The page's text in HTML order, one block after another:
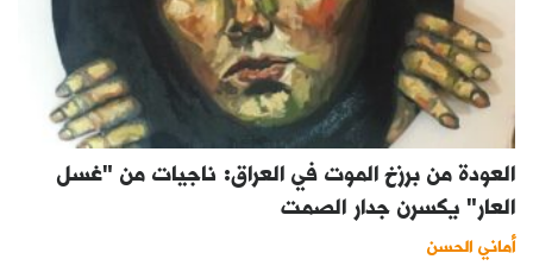
العودة من برزخ الموت في العراق: ناجيات من "غسل
العار" يكسرن جدار الصمت
أماني الحسن